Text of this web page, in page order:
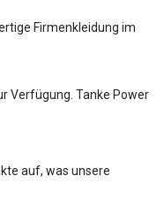
Firmenkleidung im
Verfügung. Tanke Power
auf, was unsere